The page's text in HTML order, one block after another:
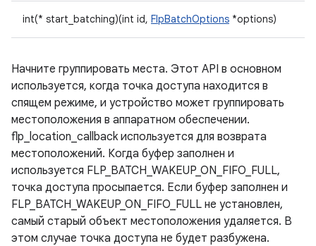
int(* start_batching)(int id, FlpBatchOptions *options)
Начните группировать места. Этот API в основном
используется, когда точка доступа находится в
спящем режиме, и устройство может группировать
местоположения в аппаратном обеспечении.
flp_location_callback используется для возврата
местоположений. Когда буфер заполнен и
используется FLP_BATCH_WAKEUP_ON_FIFO_FULL,
точка доступа просыпается. Если буфер заполнен и
FLP_BATCH_WAKEUP_ON_FIFO_FULL не установлен,
самый старый объект местоположения удаляется. В
этом случае точка доступа не будет разбужена.